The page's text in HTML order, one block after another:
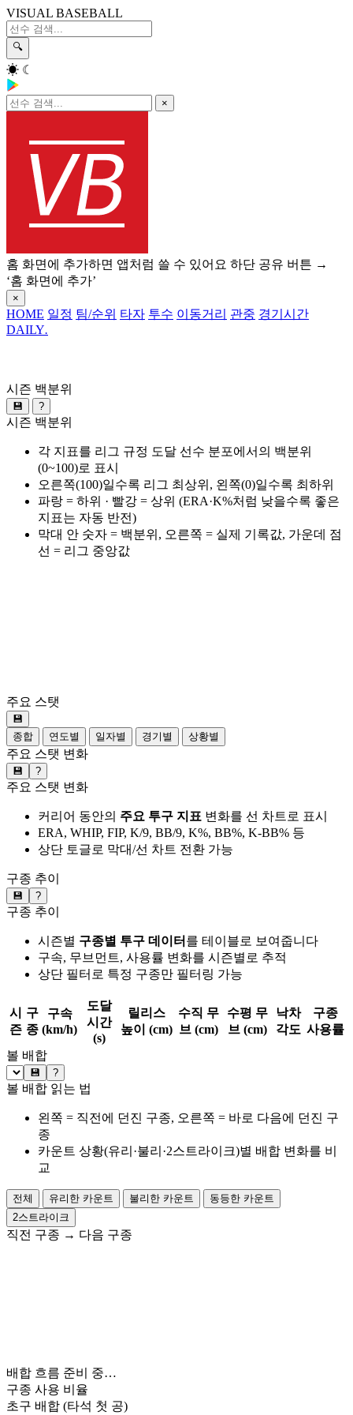
VISUAL BASEBALL
🔍
☀ ☾
×
홈 화면에 추가하면 앱처럼 쓸 수 있어요 하단 공유 버튼 →
‘홈 화면에 추가’
×
HOME 일정 팀/순위 타자 투수 이동거리 관중 경기시간
DAILY.
시즌 백분위
💾 ?
시즌 백분위
각 지표를 리그 규정 도달 선수 분포에서의 백분위
(0~100)로 표시
오른쪽(100)일수록 리그 최상위, 왼쪽(0)일수록 최하위
파랑 = 하위 · 빨강 = 상위 (ERA·K%처럼 낮을수록 좋은
지표는 자동 반전)
막대 안 숫자 = 백분위, 오른쪽 = 실제 기록값, 가운데 점
선 = 리그 중앙값
주요 스탯
💾
종합
연도별 일자별 경기별 상황별
주요 스탯 변화
💾 ?
주요 스탯 변화
커리어 동안의 주요 투구 지표 변화를 선 차트로 표시
ERA, WHIP, FIP, K/9, BB/9, K%, BB%, K-BB% 등
상단 토글로 막대/선 차트 전환 가능
구종 추이
💾 ?
구종 추이
시즌별 구종별 투구 데이터 를 테이블로 보여줍니다
구속, 무브먼트, 사용률 변화를 시즌별로 추적
상단 필터로 특정 구종만 필터링 가능
시
즌
구
종
구속
(km/h)
도달
시간
(s)
릴리스
높이 (cm)
수직 무
브 (cm)
수평 무
브 (cm)
낙차
각도
구종
사용률
볼 배합
💾 ?
볼 배합 읽는 법
왼쪽 = 직전에 던진 구종, 오른쪽 = 바로 다음에 던진 구
종
카운트 상황(유리·불리·2스트라이크)별 배합 변화를 비
교
전체 유리한 카운트 불리한 카운트
동등한 카운트
2스트라이크
직전 구종 → 다음 구종
배합 흐름 준비 중…
구종 사용 비율
초구 배합 (타석 첫 공)